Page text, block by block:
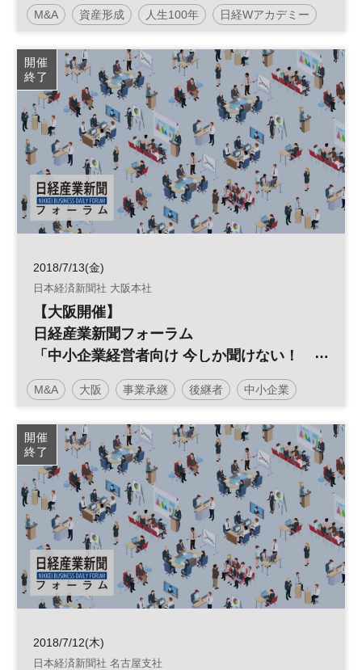
M&A 資産形成 人生100年 日経Wアカデミー
ダイエット
開催
終了
2018/7/13(金)
日本経済新聞社 大阪本社
【大阪開催】
日経産業新聞フォーラム
「中小企業経営者向け 今しか聞けない！
事業承継M&A準備セミナー（入門編）」
M&A 大阪 事業承継 後継者 中小企業
事業譲渡 廃業 引き継ぎ
日経産業新聞フォーラム
開催
終了
2018/7/12(木)
日本経済新聞社 名古屋支社